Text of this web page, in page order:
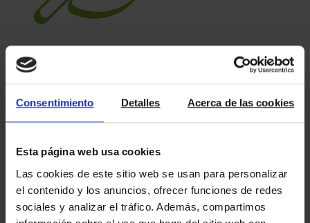
Consentimiento Detalles Acerca de las cookies
Esta página web usa cookies
Las cookies de este sitio web se usan para personalizar
el contenido y los anuncios, ofrecer funciones de redes
sociales y analizar el tráfico. Además, compartimos
El Greendex llega a
Esplugues y Sant Just
Protección de la Naturaleza, queremos
aprovechar para anunciar una
un índice que mide la cantidad de
verde que hay alrededor del inmueble
y que ha desarrollado Starlab